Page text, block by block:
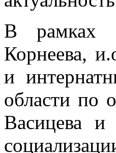
В рамках
Корнеева,
и
области по
Васицева